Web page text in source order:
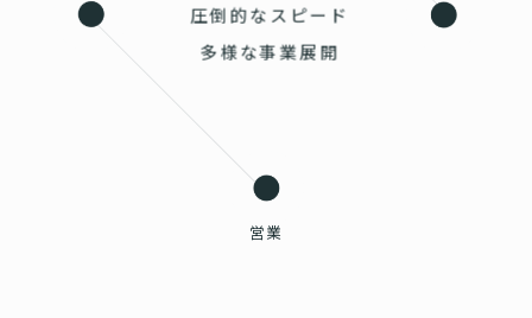
営業
圧倒的なスピード
多様な事業展開